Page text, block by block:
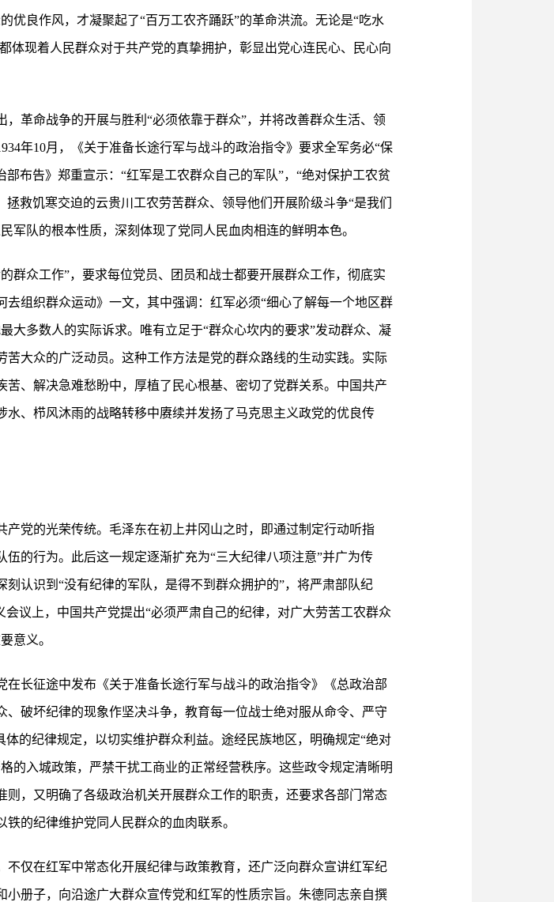
优良作风，才凝聚起了“百万工农齐踊跃”的革命洪流。无论是“吃水
体现着人民群众对于共产党的真挚拥护，彰显出党心连民心、民心向
革命战争的开展与胜利“必须依靠于群众”，并将改善群众生活、领
年10月，《关于准备长途行军与战斗的政治指令》要求全军务必“保
布告》郑重宣示：“红军是工农群众自己的军队”，“绝对保护工农贫
救饥寒交迫的云贵川工农劳苦群众、领导他们开展阶级斗争“是我们
军队的根本性质，深刻体现了党同人民血肉相连的鲜明本色。
群众工作”，要求每位党员、团员和战士都要开展群众工作，彻底实
组织群众运动》一文，其中强调：红军必须“细心了解每一个地区群
大多数人的实际诉求。唯有立足于“群众心坎内的要求”发动群众、凝
大众的广泛动员。这种工作方法是党的群众路线的生动实践。实际
苦、解决急难愁盼中，厚植了民心根基、密切了党群关系。中国共产
、栉风沐雨的战略转移中赓续并发扬了马克思主义政党的优良传
党的光荣传统。毛泽东在初上井冈山之时，即通过制定行动听指
的行为。此后这一规定逐渐扩充为“三大纪律八项注意”并广为传
认识到“没有纪律的军队，是得不到群众拥护的”，将严肃部队纪
议上，中国共产党提出“必须严肃自己的纪律，对广大劳苦工农群众
意义。
长征途中发布《关于准备长途行军与战斗的政治指令》《总政治部
破坏纪律的现象作坚决斗争，教育每一位战士绝对服从命令、严守
的纪律规定，以切实维护群众利益。途经民族地区，明确规定“绝对
的入城政策，严禁干扰工商业的正常经营秩序。这些政令规定清晰明
，又明确了各级政治机关开展群众工作的职责，还要求各部门常态
的纪律维护党同人民群众的血肉联系。
仅在红军中常态化开展纪律与政策教育，还广泛向群众宣讲红军纪
册子，向沿途广大群众宣传党和红军的性质宗旨。朱德同志亲自撰